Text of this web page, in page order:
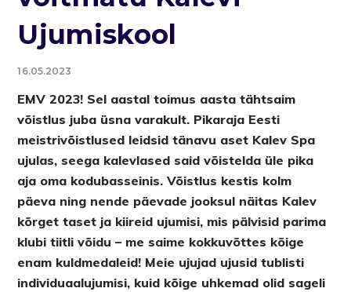
Ujumiskool
16.05.2023
EMV 2023! Sel aastal toimus aasta tähtsaim
võistlus juba üsna varakult. Pikaraja Eesti
meistrivõistlused leidsid tänavu aset Kalev Spa
ujulas, seega kalevlased said võistelda üle pika
aja oma kodubasseinis. Võistlus kestis kolm
päeva ning nende päevade jooksul näitas Kalev
kõrget taset ja kiireid ujumisi, mis pälvisid parima
klubi tiitli võidu – me saime kokkuvõttes kõige
enam kuldmedaleid! Meie ujujad ujusid tublisti
individuaalujumisi, kuid kõige uhkemad olid sageli